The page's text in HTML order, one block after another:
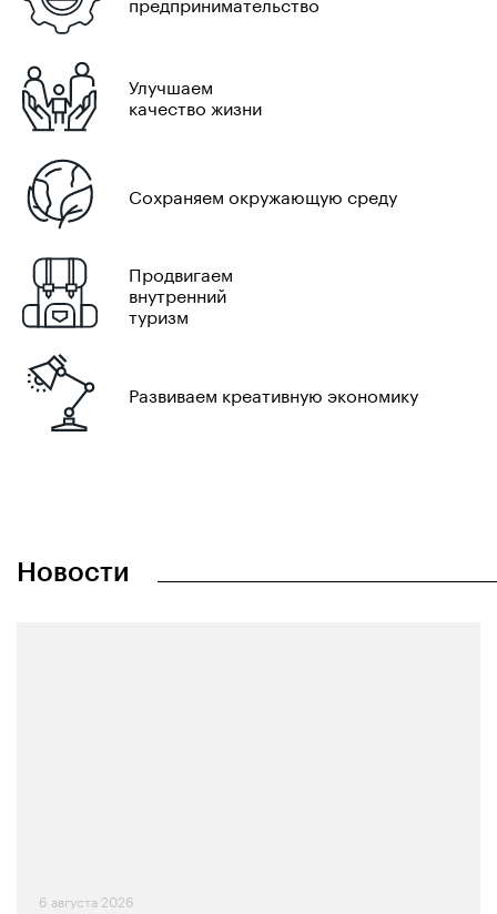
Улучшаем
качество жизни
Сохраняем окружающую среду
Продвигаем
внутренний
туризм
Развиваем креативную экономику
Новости
6 августа 2026